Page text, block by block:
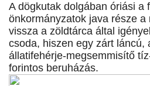
A dögkutak dolgában óriási a
önkormányzatok java része
vissza a zöldtárca által
csoda, hiszen egy zárt láncú,
állatifehérje-megsemmisítő
forintos beruházás.